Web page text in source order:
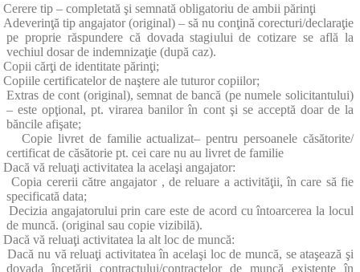
Cerere tip – completată şi semnată obligatoriu de ambii părinţi
Adeverinţă tip angajator (original) – să nu conţină corecturi/declaraţie
pe proprie răspundere că dovada stagiului de cotizare se află la
vechiul dosar de indemnizaţie (după caz).
Copii cărţi de identitate părinţi;
Copiile certificatelor de naştere ale tuturor copiilor;
Extras de cont (original), semnat de bancă (pe numele solicitantului)
– este opţional, pt. virarea banilor în cont şi se acceptă doar de la
băncile afişate;
Copie livret de familie actualizat– pentru persoanele căsătorite/
certificat de căsătorie pt. cei care nu au livret de familie
Dacă vă reluaţi activitatea la acelaşi angajator:
Copia cererii către angajator , de reluare a activităţii, în care să fie
specificată data;
Decizia angajatorului prin care este de acord cu întoarcerea la locul
de muncă. (original sau copie vizibilă).
Dacă vă reluaţi activitatea la alt loc de muncă:
Dacă nu vă reluaţi activitatea în acelaşi loc de muncă, se ataşează şi
dovada încetării contractului/contractelor de muncă existente în